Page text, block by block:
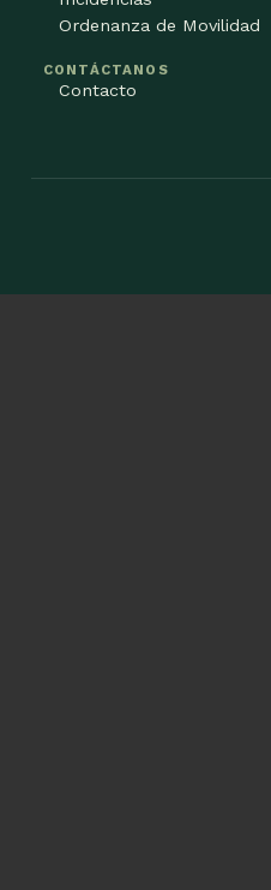
Ordenanza de Movilidad
CONTÁCTANOS
Contacto